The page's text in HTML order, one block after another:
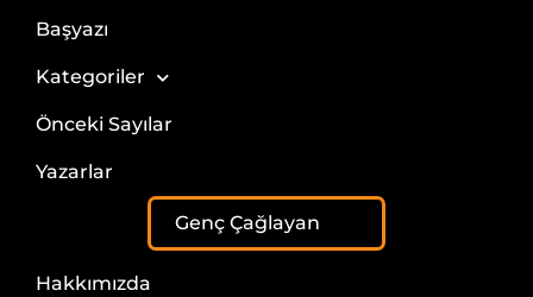
Başyazı
Kategoriler
Önceki Sayılar
Yazarlar
Genç Çağlayan
Hakkımızda